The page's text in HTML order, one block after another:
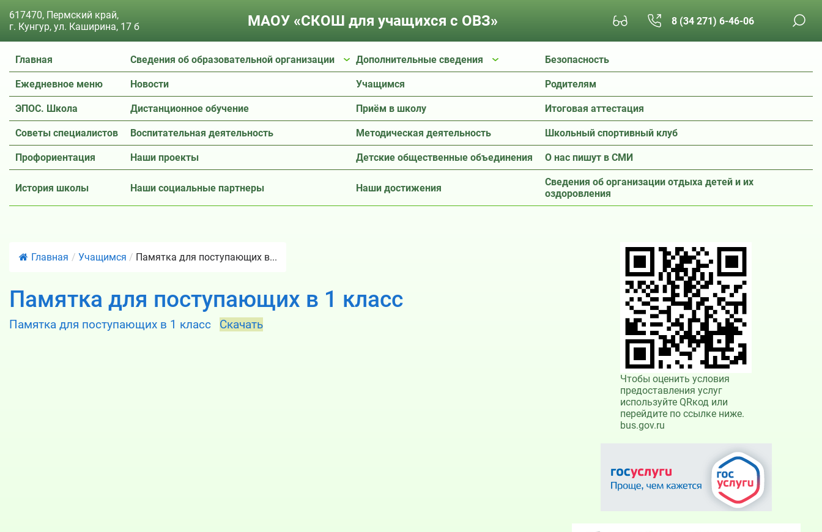
617470, Пермский край,
г. Кунгур, ул. Каширина, 17 б
МАОУ «СКОШ для учащихся с ОВЗ» 8 (34 271) 6-46-06
Главная Сведения об образовательной организации Дополнительные сведения Безопасность
Ежедневное меню Новости Учащимся Родителям
ЭПОС. Школа Дистанционное обучение Приём в школу Итоговая аттестация
Советы специалистов Воспитательная деятельность Методическая деятельность Школьный спортивный клуб
Профориентация Наши проекты Детские общественные объединения О нас пишут в СМИ
История школы Наши социальные партнеры Наши достижения
Сведения об организации отдыха детей и их
оздоровления
Главная / Учащимся / Памятка для поступающих в...
Памятка для поступающих в 1 класс
Памятка для поступающих в 1 класс Скачать
Чтобы оценить условия
предоставления услуг
используйте QRкод или
перейдите по ссылке ниже.
bus.gov.ru